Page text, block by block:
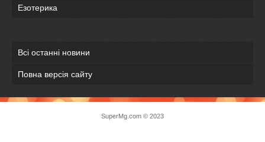
Езотерика
Всі останні новини
Повна версія сайту
SuperMg.com © 2023